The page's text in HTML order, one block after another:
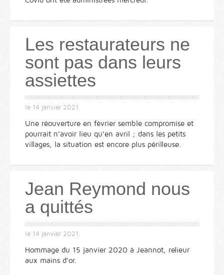
Les restaurateurs ne
sont pas dans leurs
assiettes
le 14 janvier 2021 .
Une réouverture en février semble compromise et
pourrait n’avoir lieu qu’en avril ; dans les petits
villages, la situation est encore plus périlleuse.
Jean Reymond nous
a quittés
le 14 janvier 2021 .
Hommage du 15 janvier 2020 à Jeannot, relieur
aux mains d’or.